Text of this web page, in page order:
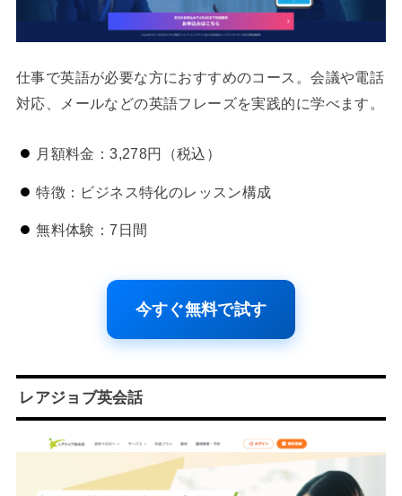
仕事で英語が必要な方におすすめのコース。会議や電話
対応、メールなどの英語フレーズを実践的に学べます。
月額料金：3,278円（税込）
特徴：ビジネス特化のレッスン構成
無料体験：7日間
今すぐ無料で試す
レアジョブ英会話